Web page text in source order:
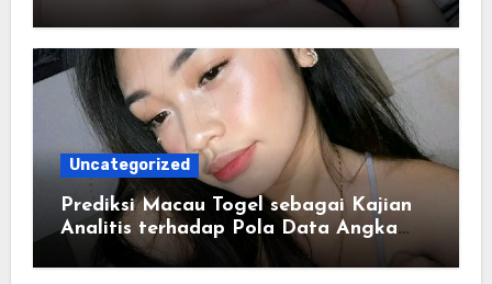
Uncategorized
Prediksi Macau Togel sebagai Kajian
Analitis terhadap Pola Data Angka
yang Tersusun Sistematis